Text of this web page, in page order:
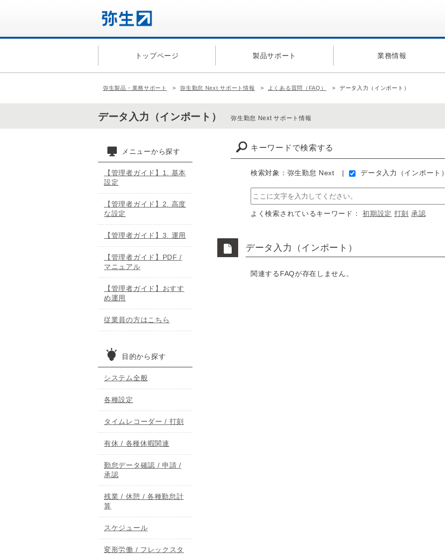
トップページ 製品サポート 業務情報
弥生製品・業務サポート 弥生勤怠 Next サポート情報 よくある質問（FAQ） データ入力（インポート）
データ入力（インポート） 弥生勤怠 Next サポート情報
キーワードで検索する
検索対象：弥生勤怠 Next データ入力（インポート）
よく検索されているキーワード：初期設定 打刻 承認
データ入力（インポート）
関連するFAQが存在しません。
メニューから探す
【管理者ガイド】1. 基本
設定
【管理者ガイド】2. 高度
な設定
【管理者ガイド】3. 運用
【管理者ガイド】PDF /
マニュアル
【管理者ガイド】おすす
め運用
従業員の方はこちら
目的から探す
システム全般
各種設定
タイムレコーダー / 打刻
有休 / 各種休暇関連
勤怠データ確認 / 申請 /
承認
残業 / 休憩 / 各種勤怠計
算
スケジュール
変形労働 / フレックスタ